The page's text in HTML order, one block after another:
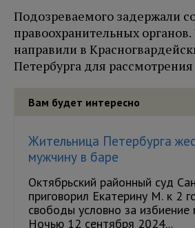
Подозреваемого задержали
правоохранительных
направили в
Петербурга для
Вам будет интересно
Жительница Петербурга
мужчину в баре
Октябрьский районный суд
приговорил Екатерину М. к 2
свободы условно за
Ночью 12 сентября 2024...